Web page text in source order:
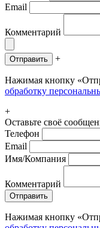
Email
Комментарий
Отправить +
Нажимая кнопку
обработку
+
Оставьте своё
Телефон
Email
Имя/Компания
Комментарий
Отправить
Нажимая кнопку